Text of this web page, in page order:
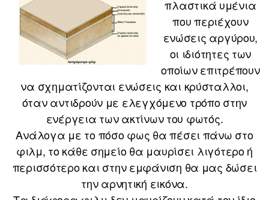
πλαστικά υμένια
που περιέχουν
ενώσεις αργύρου,
οι ιδιότητες των
οποίων επιτρέπουν
να σχηματίζονται ενώσεις και κρύσταλλοι,
όταν αντιδρούν με ελεγχόμενο τρόπο στην
ενέργεια των ακτίνων του φωτός.
Ανάλογα με το πόσο φως θα πέσει πάνω στο
φιλμ, το κάθε σημείο θα μαυρίσει λιγότερο ή
περισσότερο και στην εμφάνιση θα μας δώσει
την αρνητική εικόνα.